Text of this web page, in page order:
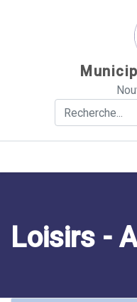
Rechercher
Loisirs -